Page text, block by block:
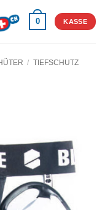
0 KASSE
/ TIEFSCHUTZ